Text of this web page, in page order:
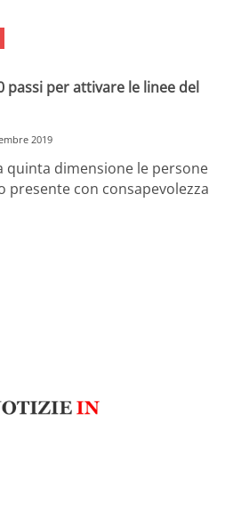
passi per attivare le linee del
2019
quinta dimensione le persone
presente con consapevolezza